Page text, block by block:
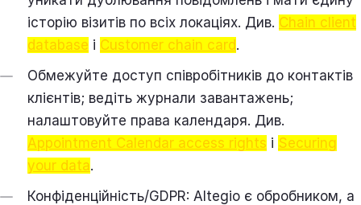
історію візитів по всіх локаціях. Див. Chain client
database і Customer chain card.
Обмежуйте доступ співробітників до контактів
клієнтів; ведіть журнали завантажень;
налаштовуйте права календаря. Див.
Appointment Calendar access rights і Securing
your data.
Конфіденційність/GDPR: Altegio є обробником, а